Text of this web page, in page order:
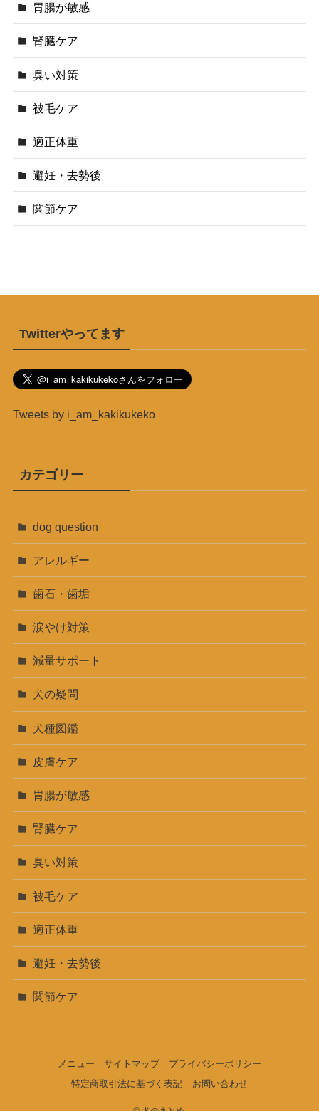
胃腸が敏感
腎臓ケア
臭い対策
被毛ケア
適正体重
避妊・去勢後
関節ケア
Twitterやってます
Tweets by i_am_kakikukeko
カテゴリー
dog question
アレルギー
歯石・歯垢
涙やけ対策
減量サポート
犬の疑問
犬種図鑑
皮膚ケア
胃腸が敏感
腎臓ケア
臭い対策
被毛ケア
適正体重
避妊・去勢後
関節ケア
メニュー サイトマップ
プライバシーポリシー
特定商取引法に基づく表記
お問い合わせ